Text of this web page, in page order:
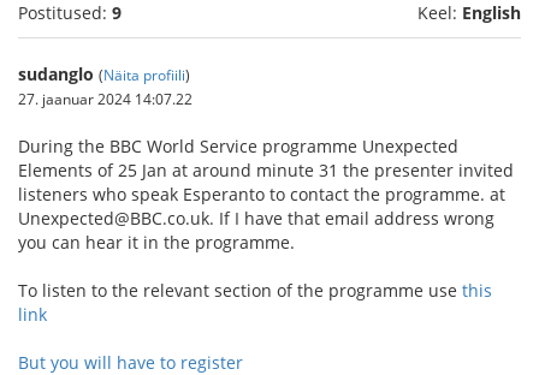
Postitused: 9 Keel: English
sudanglo (Näita profiili)
27. jaanuar 2024 14:07.22
During the BBC World Service programme Unexpected
Elements of 25 Jan at around minute 31 the presenter invited
listeners who speak Esperanto to contact the programme. at
Unexpected@BBC.co.uk. If I have that email address wrong
you can hear it in the programme.
To listen to the relevant section of the programme use this
link
But you will have to register